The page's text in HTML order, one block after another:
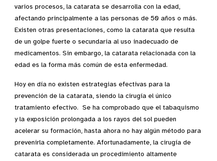
varios procesos, la catarata se desarrolla con la edad,
afectando principalmente a las personas de 50 años o más.
Existen otras presentaciones, como la catarata que resulta
de un golpe fuerte o secundaria al uso inadecuado de
medicamentos. Sin embargo, la catarata relacionada con la
edad es la forma más común de esta enfermedad.
Hoy en día no existen estrategias efectivas para la
prevención de la catarata, siendo la cirugía el único
tratamiento efectivo. Se ha comprobado que el tabaquismo
y la exposición prolongada a los rayos del sol pueden
acelerar su formación, hasta ahora no hay algún método para
prevenirla completamente. Afortunadamente, la cirugía de
catarata es considerada un procedimiento altamente